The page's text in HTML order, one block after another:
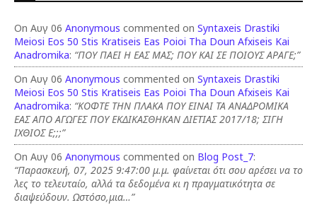
On Αυγ 06 Anonymous commented on Syntaxeis Drastiki
Meiosi Eos 50 Stis Kratiseis Eas Poioi Tha Doun Afxiseis Kai
Anadromika: “ΠΟΥ ΠΑΕΙ Η ΕΑΣ ΜΑΣ; ΠΟΥ ΚΑΙ ΣΕ ΠΟΙΟΥΣ ΑΡΑΓΕ;”
On Αυγ 06 Anonymous commented on Syntaxeis Drastiki
Meiosi Eos 50 Stis Kratiseis Eas Poioi Tha Doun Afxiseis Kai
Anadromika: “ΚΟΦΤΕ ΤΗΝ ΠΛΑΚΑ ΠΟΥ ΕΙΝΑΙ ΤΑ ΑΝΑΔΡΟΜΙΚΑ
ΕΑΣ ΑΠΟ ΑΓΩΓΕΣ ΠΟΥ ΕΚΔΙΚΑΣΘΗΚΑΝ ΔΙΕΤΙΑΣ 2017/18; ΣΙΓΗ
ΙΧΘΙΟΣ Ε;;;”
On Αυγ 06 Anonymous commented on Blog Post_7:
“Παρασκευή, 07, 2025 9:47:00 μ.μ. φαίνεται ότι σου αρέσει να το
λες το τελευταίο, αλλά τα δεδομένα κι η πραγματικότητα σε
διαψεύδουν. Ωστόσο,μια…”